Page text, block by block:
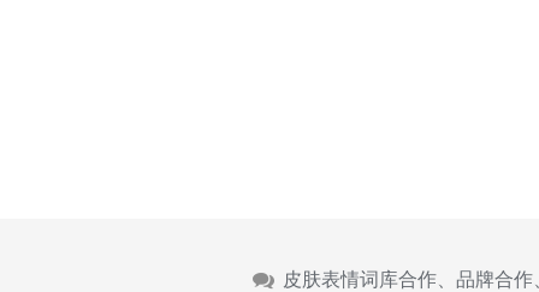
皮肤表情词库合作、品牌合